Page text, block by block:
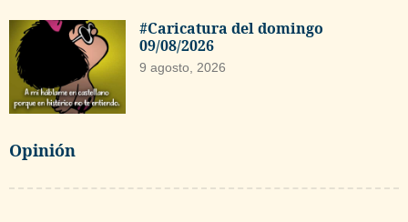
#Caricatura del domingo
09/08/2026
9 agosto, 2026
Opinión